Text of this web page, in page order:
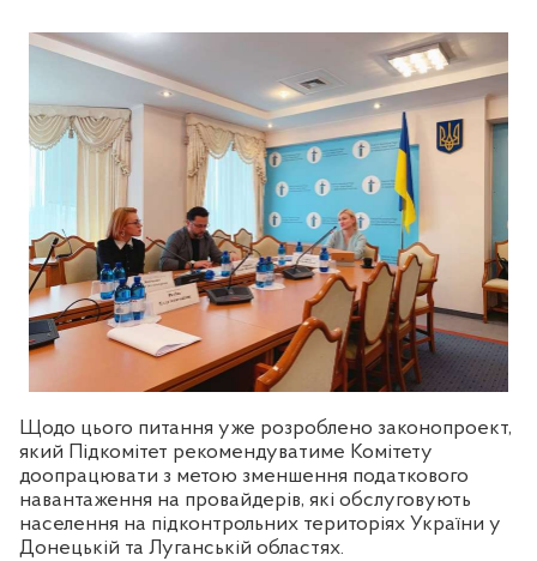
Щодо цього питання уже розроблено законопроект,
який Підкомітет рекомендуватиме Комітету
доопрацювати з метою зменшення податкового
навантаження на провайдерів, які обслуговують
населення на підконтрольних територіях України у
Донецькій та Луганській областях.